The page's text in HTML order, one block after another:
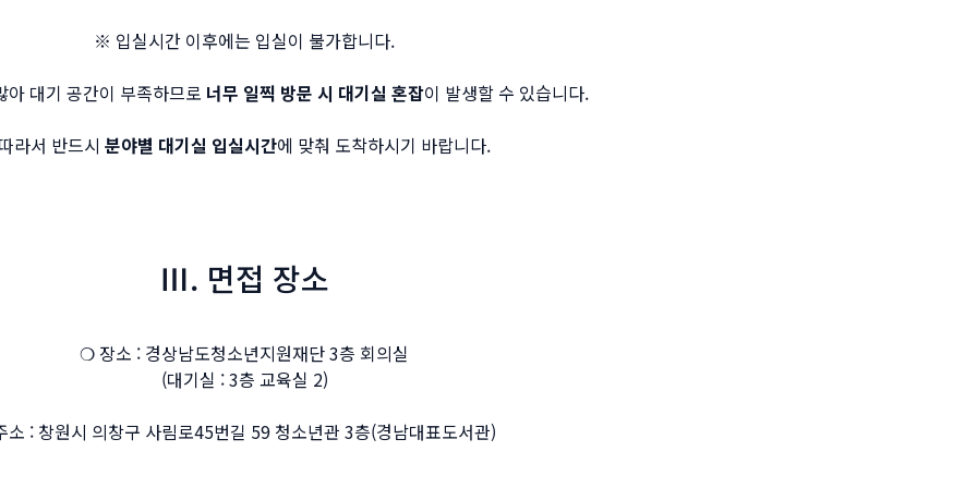
※ 입실시간 이후에는 입실이 불가합니다.
대기 공간이 부족하므로 너무 일찍 방문 시 대기실 혼잡이 발생할 수 있습니다.
따라서 반드시 분야별 대기실 입실시간에 맞춰 도착하시기 바랍니다.
Ⅲ. 면접 장소
❍ 장소 : 경상남도청소년지원재단 3층 회의실
(대기실 : 3층 교육실 2)
소 : 창원시 의창구 사림로45번길 59 청소년관 3층(경남대표도서관)